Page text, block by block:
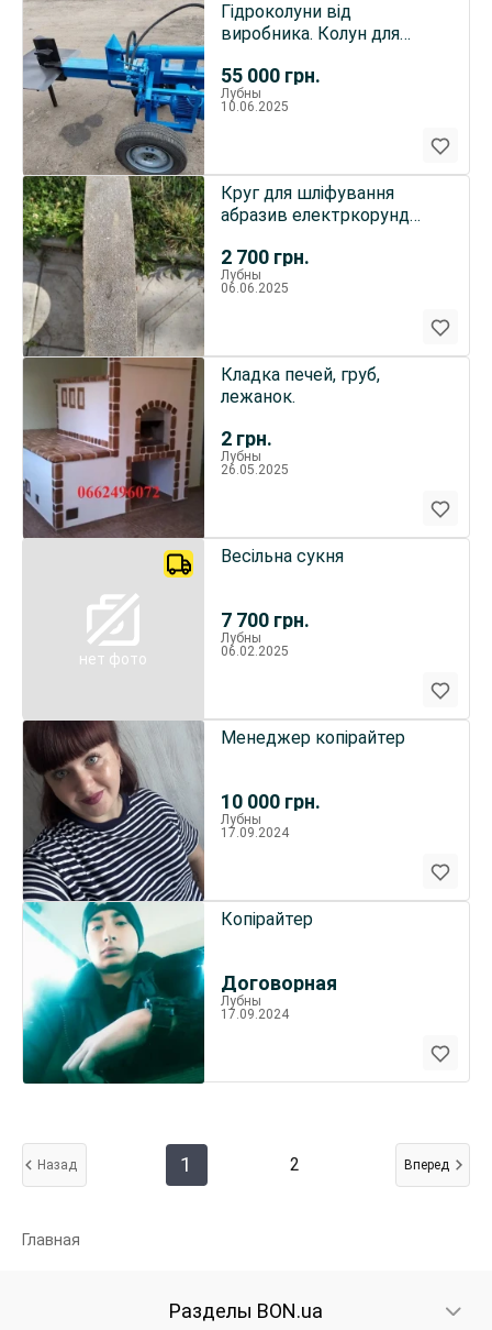
55 000 грн.
Гідроколуни від
виробника. Колун для
бензодвигун. Колун
Лубны
10.06.2025
2 700 грн.
Круг для шліфування
абразив електркорунд
Лубны
06.06.2025
2 грн.
Кладка печей, груб,
лежанок.
Лубны
26.05.2025
нет фото
7 700 грн.
Весільна сукня
Лубны
06.02.2025
10 000 грн.
Менеджер копірайтер
Лубны
17.09.2024
Договорная
Копірайтер
Лубны
17.09.2024
Назад 1 2 Вперед
Главная
Разделы BON.ua